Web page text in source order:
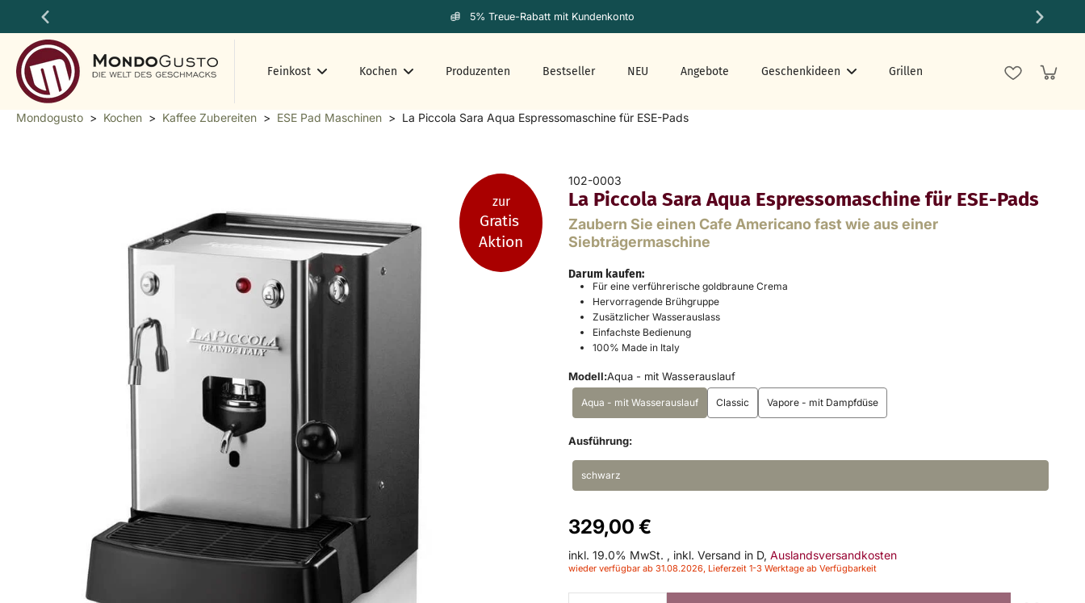
Zum
Inhalt
springen
5% Treue-Rabatt mit Kundenkonto
Feinkost Kochen Produzenten Bestseller NEU Angebote Geschenkideen Grillen
Mondogusto > Kochen > Kaffee Zubereiten > ESE Pad Maschinen > La Piccola Sara Aqua Espressomaschine für ESE-Pads
zur
Gratis
Aktion
Produktinformationen
102-0003
La Piccola Sara Aqua Espressomaschine für ESE-Pads
Zaubern Sie einen Cafe Americano fast wie aus einer
Siebträgermaschine
Darum kaufen:
Für eine verführerische goldbraune Crema
Hervorragende Brühgruppe
Zusätzlicher Wasserauslass
Einfachste Bedienung
100% Made in Italy
Modell:Aqua - mit Wasserauslauf
Aqua - mit Wasserauslauf Classic Vapore - mit Dampfdüse
Ausführung:
schwarz
329,00 €
inkl. 19.0% MwSt. , inkl. Versand in D, Auslandsversandkosten
wieder verfügbar ab 31.08.2026, Lieferzeit 1-3 Werktage ab Verfügbarkeit